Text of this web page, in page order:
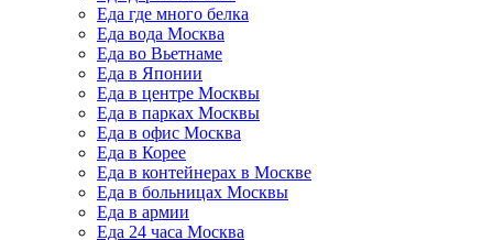
Еда где много белка
Еда вода Москва
Еда во Вьетнаме
Еда в Японии
Еда в центре Москвы
Еда в парках Москвы
Еда в офис Москва
Еда в Корее
Еда в контейнерах в Москве
Еда в больницах Москвы
Еда в армии
Еда 24 часа Москва